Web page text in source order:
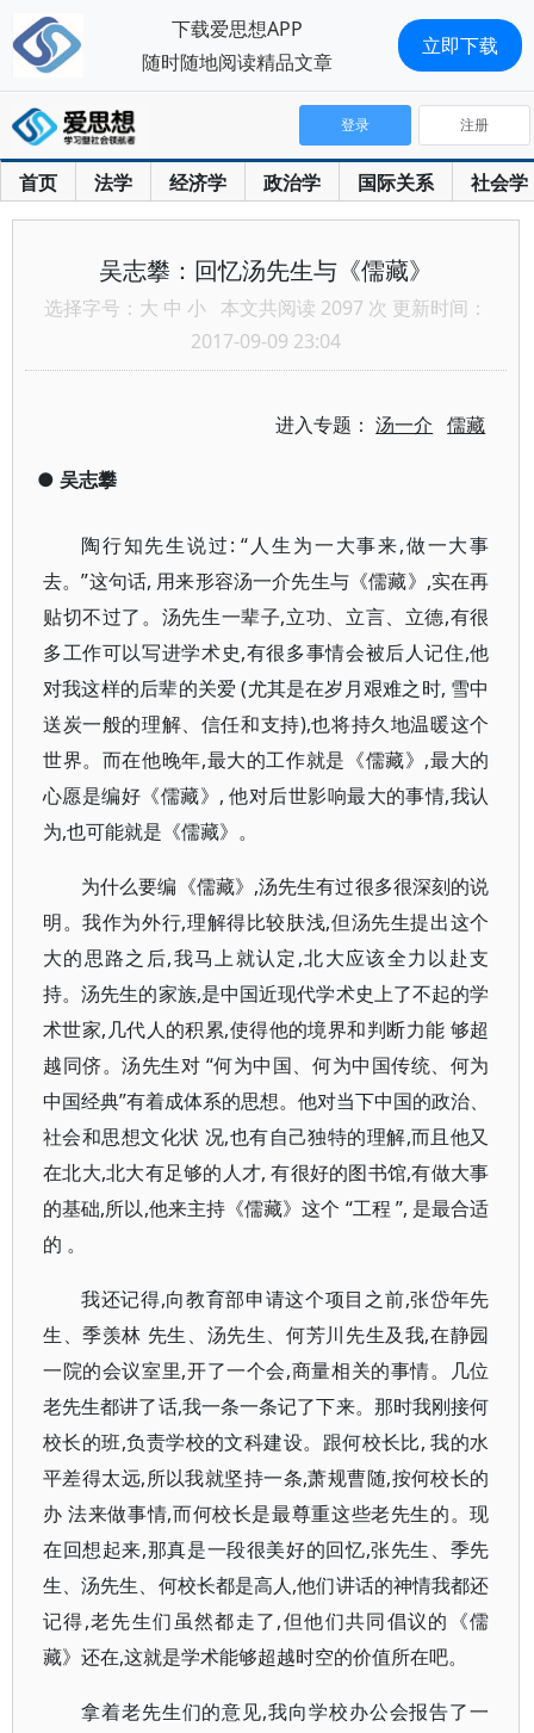
首页 法学 经济学 政治学 国际关系 社会学
登录 注册
吴志攀：回忆汤先生与《儒藏》
选择字号： 大 中 小 本文共阅读 2097 次 更新时间：
2017-09-09 23:04
进入专题：汤一介 儒藏
● 吴志攀
陶行知先生说过: “人生为一大事来,做一大事
去。”这句话, 用来形容汤一介先生与《儒藏》,实在再
贴切不过了。汤先生一辈子,立功、立言、立德,有很
多工作可以写进学术史,有很多事情会被后人记住,他
对我这样的后辈的关爱 (尤其是在岁月艰难之时, 雪中
送炭一般的理解、信任和支持),也将持久地温暖这个
世界。而在他晚年,最大的工作就是《儒藏》,最大的
心愿是编好《儒藏》, 他对后世影响最大的事情,我认
为,也可能就是《儒藏》。
为什么要编《儒藏》,汤先生有过很多很深刻的说
明。我作为外行,理解得比较肤浅,但汤先生提出这个
大的思路之后,我马上就认定,北大应该全力以赴支
持。汤先生的家族,是中国近现代学术史上了不起的学
术世家,几代人的积累,使得他的境界和判断力能 够超
越同侪。汤先生对 “何为中国、何为中国传统、何为
中国经典”有着成体系的思想。他对当下中国的政治、
社会和思想文化状 况,也有自己独特的理解,而且他又
在北大,北大有足够的人才, 有很好的图书馆,有做大事
的基础,所以,他来主持《儒藏》这个 “工程 ”, 是最合适
的 。
我还记得,向教育部申请这个项目之前,张岱年先
生、季羡林 先生、汤先生、何芳川先生及我,在静园
一院的会议室里,开了一个会,商量相关的事情。几位
老先生都讲了话,我一条一条记了下来。那时我刚接何
校长的班,负责学校的文科建设。跟何校长比, 我的水
平差得太远,所以我就坚持一条,萧规曹随,按何校长的
办 法来做事情,而何校长是最尊重这些老先生的。现
在回想起来,那真是一段很美好的回忆,张先生、季先
生、汤先生、何校长都是高人,他们讲话的神情我都还
记得,老先生们虽然都走了,但他们共同倡议的《儒
藏》还在,这就是学术能够超越时空的价值所在吧。
拿着老先生们的意见,我向学校办公会报告了一
下载爱思想APP
随时随地阅读精品文章
立即下载